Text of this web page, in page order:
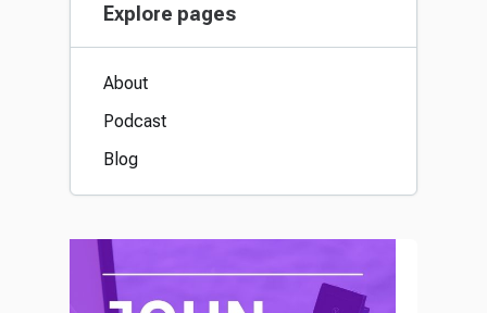
Explore pages
About
Podcast
Blog